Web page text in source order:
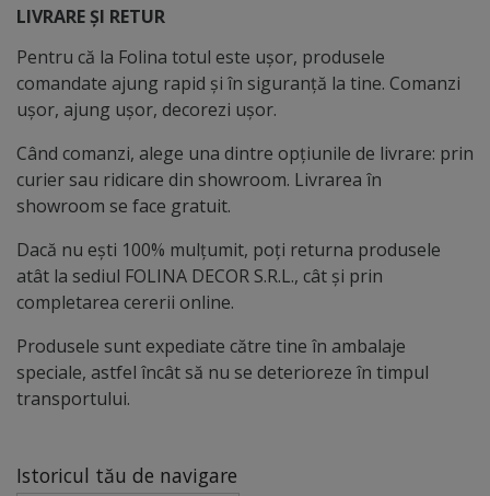
LIVRARE ȘI RETUR
Pentru că la Folina totul este ușor, produsele
comandate ajung rapid și în siguranță la tine. Comanzi
ușor, ajung ușor, decorezi ușor.
Când comanzi, alege una dintre opțiunile de livrare: prin
curier sau ridicare din showroom. Livrarea în
showroom se face gratuit.
Dacă nu ești 100% mulțumit, poți returna produsele
atât la sediul FOLINA DECOR S.R.L., cât și prin
completarea cererii online.
Produsele sunt expediate către tine în ambalaje
speciale, astfel încât să nu se deterioreze în timpul
transportului.
Istoricul tău de navigare